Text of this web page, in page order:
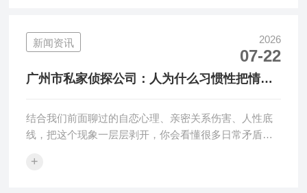
新闻资讯 2026
07-22
广州市私家侦探公司：人为什么习惯性把情绪
结合我们前面聊过的自恋心理、亲密关系伤害、人性底
线，把这个现象一层层剥开，你会看懂很多日常矛盾，
+